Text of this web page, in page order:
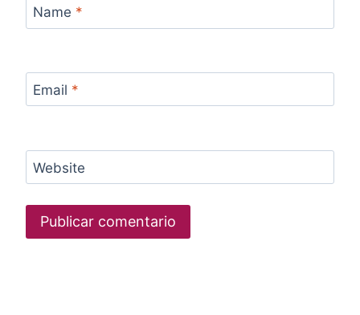
Name *
Email *
Website